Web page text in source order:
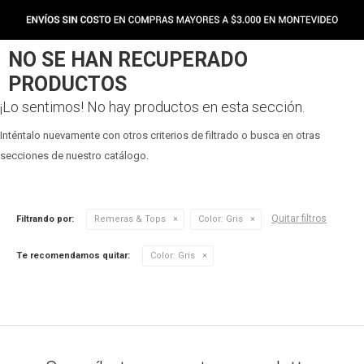
NO SE HAN RECUPERADO
PRODUCTOS
¡Lo sentimos! No hay productos en esta sección.
Inténtalo nuevamente con otros criterios de filtrado o busca en otras
secciones de nuestro catálogo.
Filtrando por: Remeras & Tops Color: Gris Quitar filtros
Te recomendamos quitar: Color: Gris